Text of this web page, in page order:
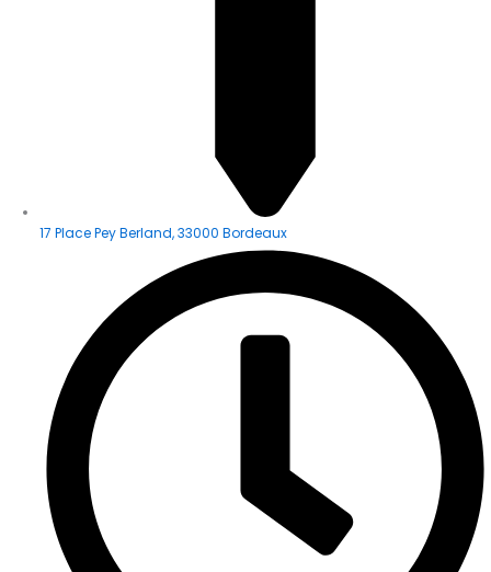
17 Place Pey Berland, 33000 Bordeaux